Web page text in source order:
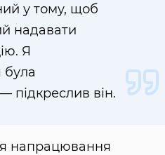
у тому, щоб
надавати
Я
була
підкреслив він.
напрацювання